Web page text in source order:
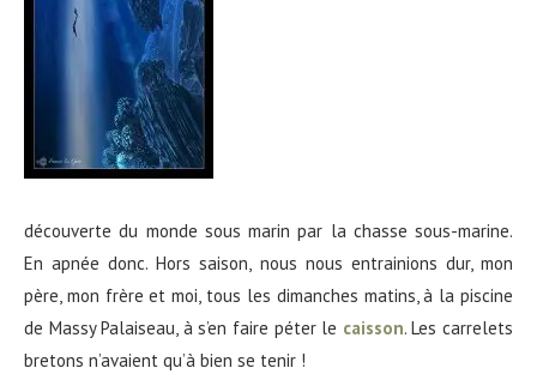
découverte du monde sous marin par la chasse sous-marine.
En apnée donc. Hors saison, nous nous entrainions dur, mon
père, mon frère et moi, tous les dimanches matins, à la piscine
de Massy Palaiseau, à s’en faire péter le caisson. Les carrelets
bretons n’avaient qu’à bien se tenir !